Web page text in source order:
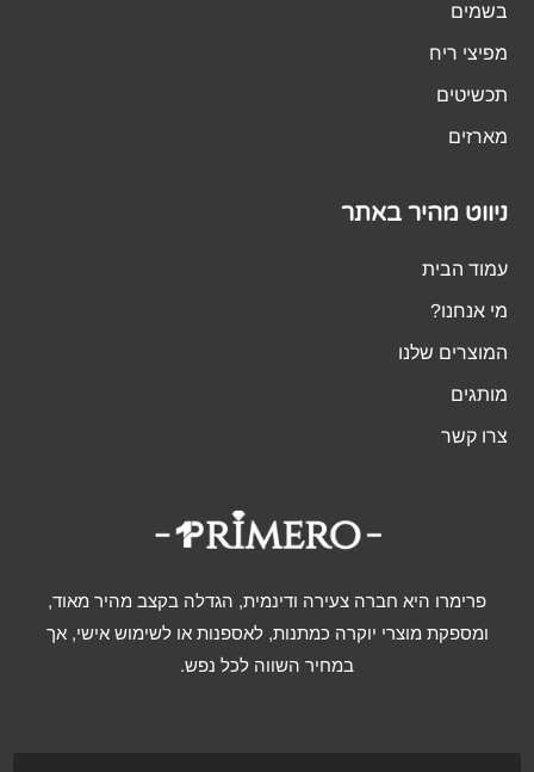
בשמים
מפיצי ריח
תכשיטים
מארזים
ניווט מהיר באתר
עמוד הבית
מי אנחנו?
המוצרים שלנו
מותגים
צרו קשר
פרימרו היא חברה צעירה ודינמית, הגדלה בקצב מהיר מאוד,
ומספקת מוצרי יוקרה כמתנות, לאספנות או לשימוש אישי, אך
במחיר השווה לכל נפש.